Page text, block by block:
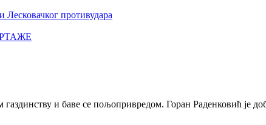
противудара
и баве се пољопривредом. Горан Раденковић је